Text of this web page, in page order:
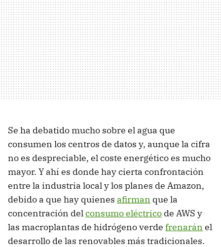
Se ha debatido mucho sobre el agua que
consumen los centros de datos y, aunque la cifra
no es despreciable, el coste energético es mucho
mayor. Y ahí es donde hay cierta confrontación
entre la industria local y los planes de Amazon,
debido a que hay quienes afirman que la
concentración delconsumo eléctrico de AWS y
las macroplantas de hidrógeno verde frenarán el
desarrollo de las renovables más tradicionales.